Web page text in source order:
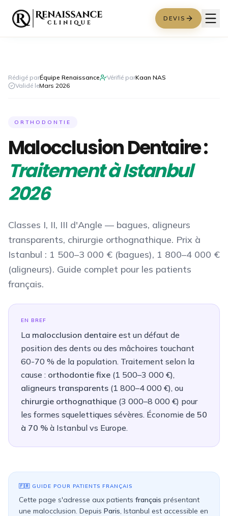
DEVIS
Rédigé parÉquipe Renaissance Vérifié parKaan NAS
Validé leMars 2026
ORTHODONTIE
Malocclusion Dentaire :
Traitement à Istanbul
2026
Classes I, II, III d'Angle — bagues, aligneurs
transparents, chirurgie orthognathique. Prix à
Istanbul : 1 500–3 000 € (bagues), 1 800–4 000 €
(aligneurs). Guide complet pour les patients
français.
EN BREF
La malocclusion dentaire est un défaut de
position des dents ou des mâchoires touchant
60-70 % de la population. Traitement selon la
cause : orthodontie fixe (1 500–3 000 €),
aligneurs transparents (1 800–4 000 €), ou
chirurgie orthognathique (3 000–8 000 €) pour
les formes squelettiques sévères. Économie de 50
à 70 % à Istanbul vs Europe.
🇫🇷 GUIDE POUR PATIENTS FRANÇAIS
Cette page s'adresse aux patients français présentant
une malocclusion. Depuis Paris, Istanbul est accessible en